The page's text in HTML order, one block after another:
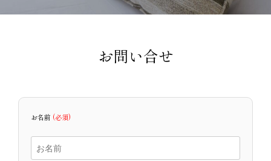
お問い合せ
お名前 (必須)